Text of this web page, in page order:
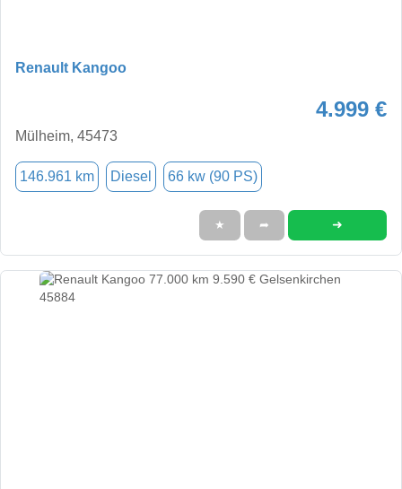
Renault Kangoo
4.999 €
Mülheim, 45473
146.961 km Diesel 66 kw (90 PS)
★ ➦ ➜